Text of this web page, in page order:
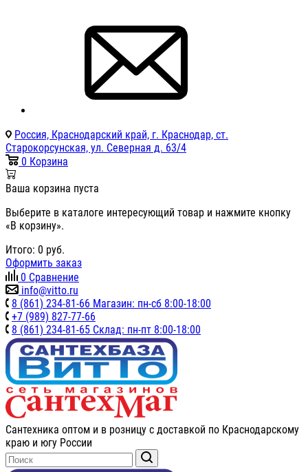
Россия, Краснодарский край, г. Краснодар, ст.
Старокорсунская, ул. Северная д. 63/4
0 Корзина
Ваша корзина пуста
Выберите в каталоге интересующий товар и нажмите кнопку
«В корзину».
Итого: 0 руб.
Оформить заказ
0 Сравнение
info@vitto.ru
8 (861) 234-81-66 Магазин: пн-сб 8:00-18:00
+7 (989) 827-77-66
8 (861) 234-81-65 Склад: пн-пт 8:00-18:00
Сантехника оптом и в розницу с доставкой по Краснодарскому
краю и югу России